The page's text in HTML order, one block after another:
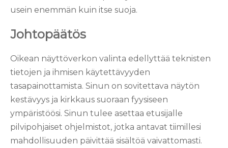
usein enemmän kuin itse suoja.
Johtopäätös
Oikean näyttöverkon valinta edellyttää teknisten
tietojen ja ihmisen käytettävyyden
tasapainottamista. Sinun on sovitettava näytön
kestävyys ja kirkkaus suoraan fyysiseen
ympäristöösi. Sinun tulee asettaa etusijalle
pilvipohjaiset ohjelmistot, jotka antavat tiimillesi
mahdollisuuden päivittää sisältöä vaivattomasti.